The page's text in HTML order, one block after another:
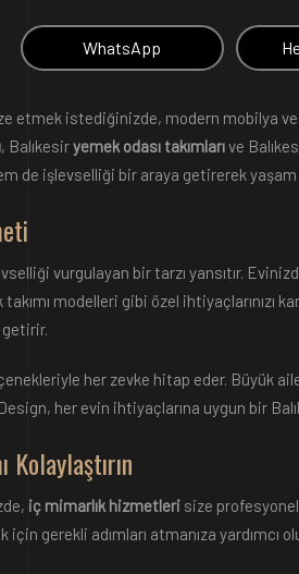
WhatsApp
etmek istediğinizde, modern mobilya ve
, Balıkesiryemek odası takımlarıve
de işlevselliği bir araya getirerek yaşam
vurgulayan bir tarzı yansıtır.
modelleri gibi özel ihtiyaçlarınızı
her zevke hitap eder. Büyük
her evin ihtiyaçlarına uygun bir
iç mimarlık hizmetleri size
gerekli adımları atmanıza yardımcı